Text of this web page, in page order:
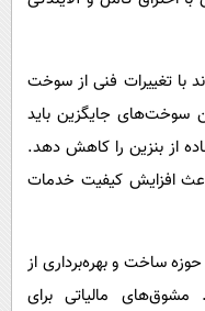
با تغییرات فنی از سوخت
سوخت‌های جایگزین باید
از بنزین را کاهش دهد.
افزایش کیفیت خدمات
ساخت و بهره‌برداری از
مالیاتی برای